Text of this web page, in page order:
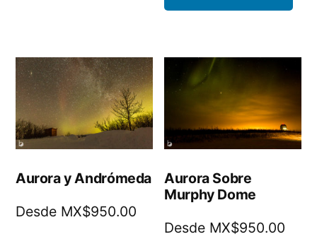
Aurora y Andrómeda
Desde MX$950.00
Aurora Sobre
Murphy Dome
Desde MX$950.00